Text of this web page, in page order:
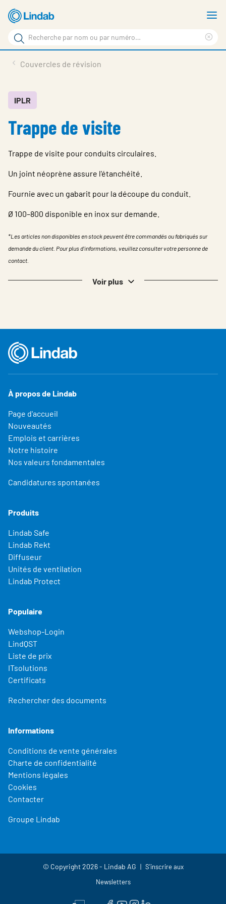
Aller
au
contenu
principal
Rechercher
Rechercher
sur
site
En vedette
À propos de Lindab
Couvercles de révision
IPLR
Trappe de visite
Trappe de visite pour conduits circulaires.
Un joint néoprène assure l'étanchéité.
Fournie avec un gabarit pour la découpe du conduit.
Ø 100–800 disponible en inox sur demande.
*Les articles non disponibles en stock peuvent être commandés ou fabriqués sur
demande du client. Pour plus d'informations, veuillez consulter votre personne de
contact.
Voir plus
À propos de Lindab
Page d'accueil
Nouveautés
Emplois et carrières
Notre histoire
Nos valeurs fondamentales
Candidatures spontanées
Produits
Lindab Safe
Lindab Rekt
Diffuseur
Unités de ventilation
Lindab Protect
Populaire
Webshop-Login
LindQST
Liste de prix
ITsolutions
Certificats
Rechercher des documents
Informations
Conditions de vente générales
Charte de confidentialité
Mentions légales
Cookies
Contacter
Groupe Lindab
© Copyright 2026 - Lindab AG
S'inscrire aux
Newsletters